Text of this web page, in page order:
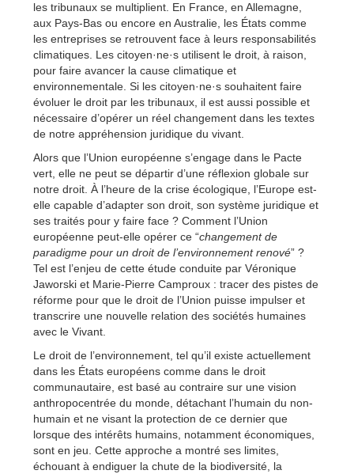
les tribunaux se multiplient. En France, en Allemagne,
aux Pays-Bas ou encore en Australie, les États comme
les entreprises se retrouvent face à leurs responsabilités
climatiques. Les citoyen·ne·s utilisent le droit, à raison,
pour faire avancer la cause climatique et
environnementale. Si les citoyen·ne·s souhaitent faire
évoluer le droit par les tribunaux, il est aussi possible et
nécessaire d’opérer un réel changement dans les textes
de notre appréhension juridique du vivant.
Alors que l’Union européenne s’engage dans le Pacte
vert, elle ne peut se départir d’une réflexion globale sur
notre droit. À l’heure de la crise écologique, l’Europe est-
elle capable d’adapter son droit, son système juridique et
ses traités pour y faire face ? Comment l’Union
européenne peut-elle opérer ce “changement de
paradigme pour un droit de l’environnement renové” ?
Tel est l’enjeu de cette étude conduite par Véronique
Jaworski et Marie-Pierre Camproux : tracer des pistes de
réforme pour que le droit de l’Union puisse impulser et
transcrire une nouvelle relation des sociétés humaines
avec le Vivant.
Le droit de l’environnement, tel qu’il existe actuellement
dans les États européens comme dans le droit
communautaire, est basé au contraire sur une vision
anthropocentrée du monde, détachant l’humain du non-
humain et ne visant la protection de ce dernier que
lorsque des intérêts humains, notamment économiques,
sont en jeu. Cette approche a montré ses limites,
échouant à endiguer la chute de la biodiversité, la